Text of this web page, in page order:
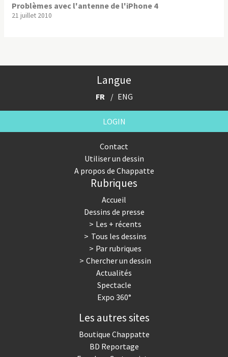
Problèmes avec l'antenne de l'iPhone 4
21 juillet 2010
Langue
FR ENG
LOGIN
Contact
Utiliser un dessin
A propos de Chappatte
Rubriques
Accueil
Dessins de presse
Les + récents
Tous les dessins
Par rubriques
Chercher un dessin
Actualités
Spectacle
Expo 360°
Les autres sites
Boutique Chappatte
BD Reportage